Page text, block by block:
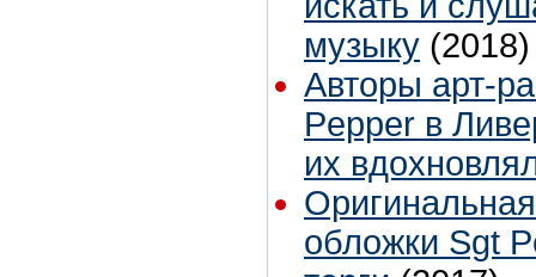
музыку (2018)
Авторы арт-
Pepper в
их
обложки Sgt